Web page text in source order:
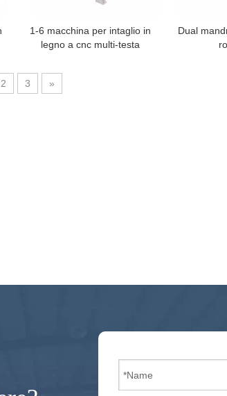
1-6 macchina per intaglio in
legno a cnc multi-testa
Dual
2 3 »